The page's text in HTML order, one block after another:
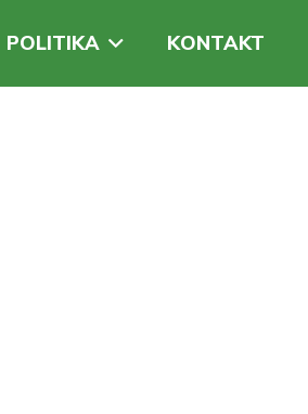
POLITIKA KONTAKT